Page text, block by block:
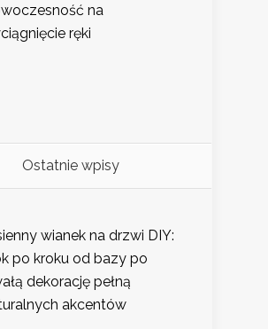
na
ręki
Ostatnie wpisy
wianek na drzwi DIY:
po kroku od bazy po
dekorację pełną
akcentów